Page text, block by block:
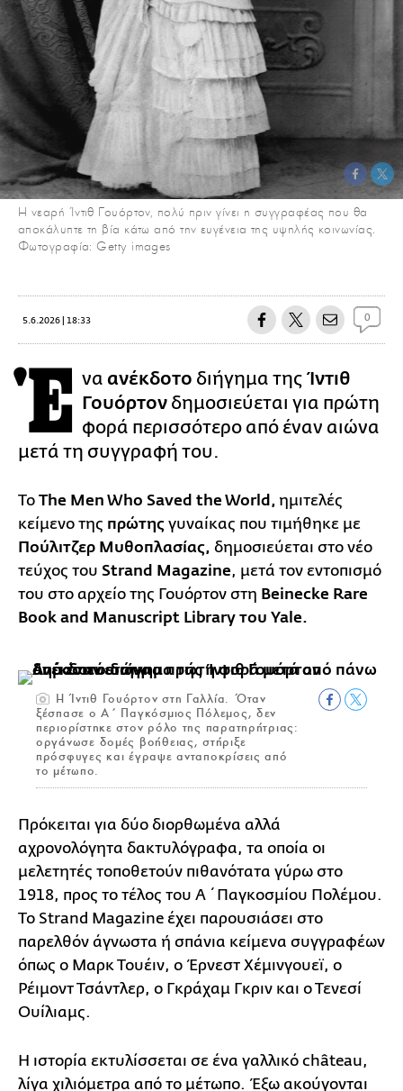
Η νεαρή Ίντιθ Γουόρτον, πολύ πριν γίνει η συγγραφέας που θα
αποκάλυπτε τη βία κάτω από την ευγένεια της υψηλής κοινωνίας.
Φωτογραφία: Getty images
5.6.2026 | 18:33 0
Έ να ανέκδοτο διήγημα της Ίντιθ
Γουόρτον δημοσιεύεται για πρώτη
φορά περισσότερο από έναν αιώνα
μετά τη συγγραφή του.
Το The Men Who Saved the World, ημιτελές
κείμενο της πρώτης γυναίκας που τιμήθηκε με
Πούλιτζερ Μυθοπλασίας, δημοσιεύεται στο νέο
τεύχος του Strand Magazine, μετά τον εντοπισμό
του στο αρχείο της Γουόρτον στη Beinecke Rare
Book and Manuscript Library του Yale.
Η Ίντιθ Γουόρτον στη Γαλλία. Όταν
ξέσπασε ο Α΄ Παγκόσμιος Πόλεμος, δεν
περιορίστηκε στον ρόλο της παρατηρήτριας:
οργάνωσε δομές βοήθειας, στήριξε
πρόσφυγες και έγραψε ανταποκρίσεις από
το μέτωπο.
Πρόκειται για δύο διορθωμένα αλλά
αχρονολόγητα δακτυλόγραφα, τα οποία οι
μελετητές τοποθετούν πιθανότατα γύρω στο
1918, προς το τέλος του Α΄ Παγκοσμίου Πολέμου.
Το Strand Magazine έχει παρουσιάσει στο
παρελθόν άγνωστα ή σπάνια κείμενα συγγραφέων
όπως ο Μαρκ Τουέιν, ο Έρνεστ Χέμινγουεϊ, ο
Ρέιμοντ Τσάντλερ, ο Γκράχαμ Γκριν και ο Τενεσί
Ουίλιαμς.
Η ιστορία εκτυλίσσεται σε ένα γαλλικό château,
λίγα χιλιόμετρα από το μέτωπο. Έξω ακούγονται